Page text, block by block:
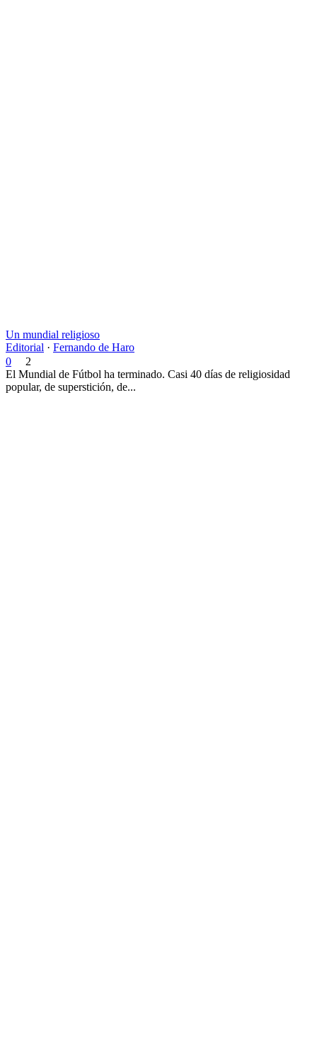
Un mundial religioso
Editorial · Fernando de Haro
0
2
El Mundial de Fútbol ha terminado. Casi 40 días de religiosidad
popular, de superstición, de...